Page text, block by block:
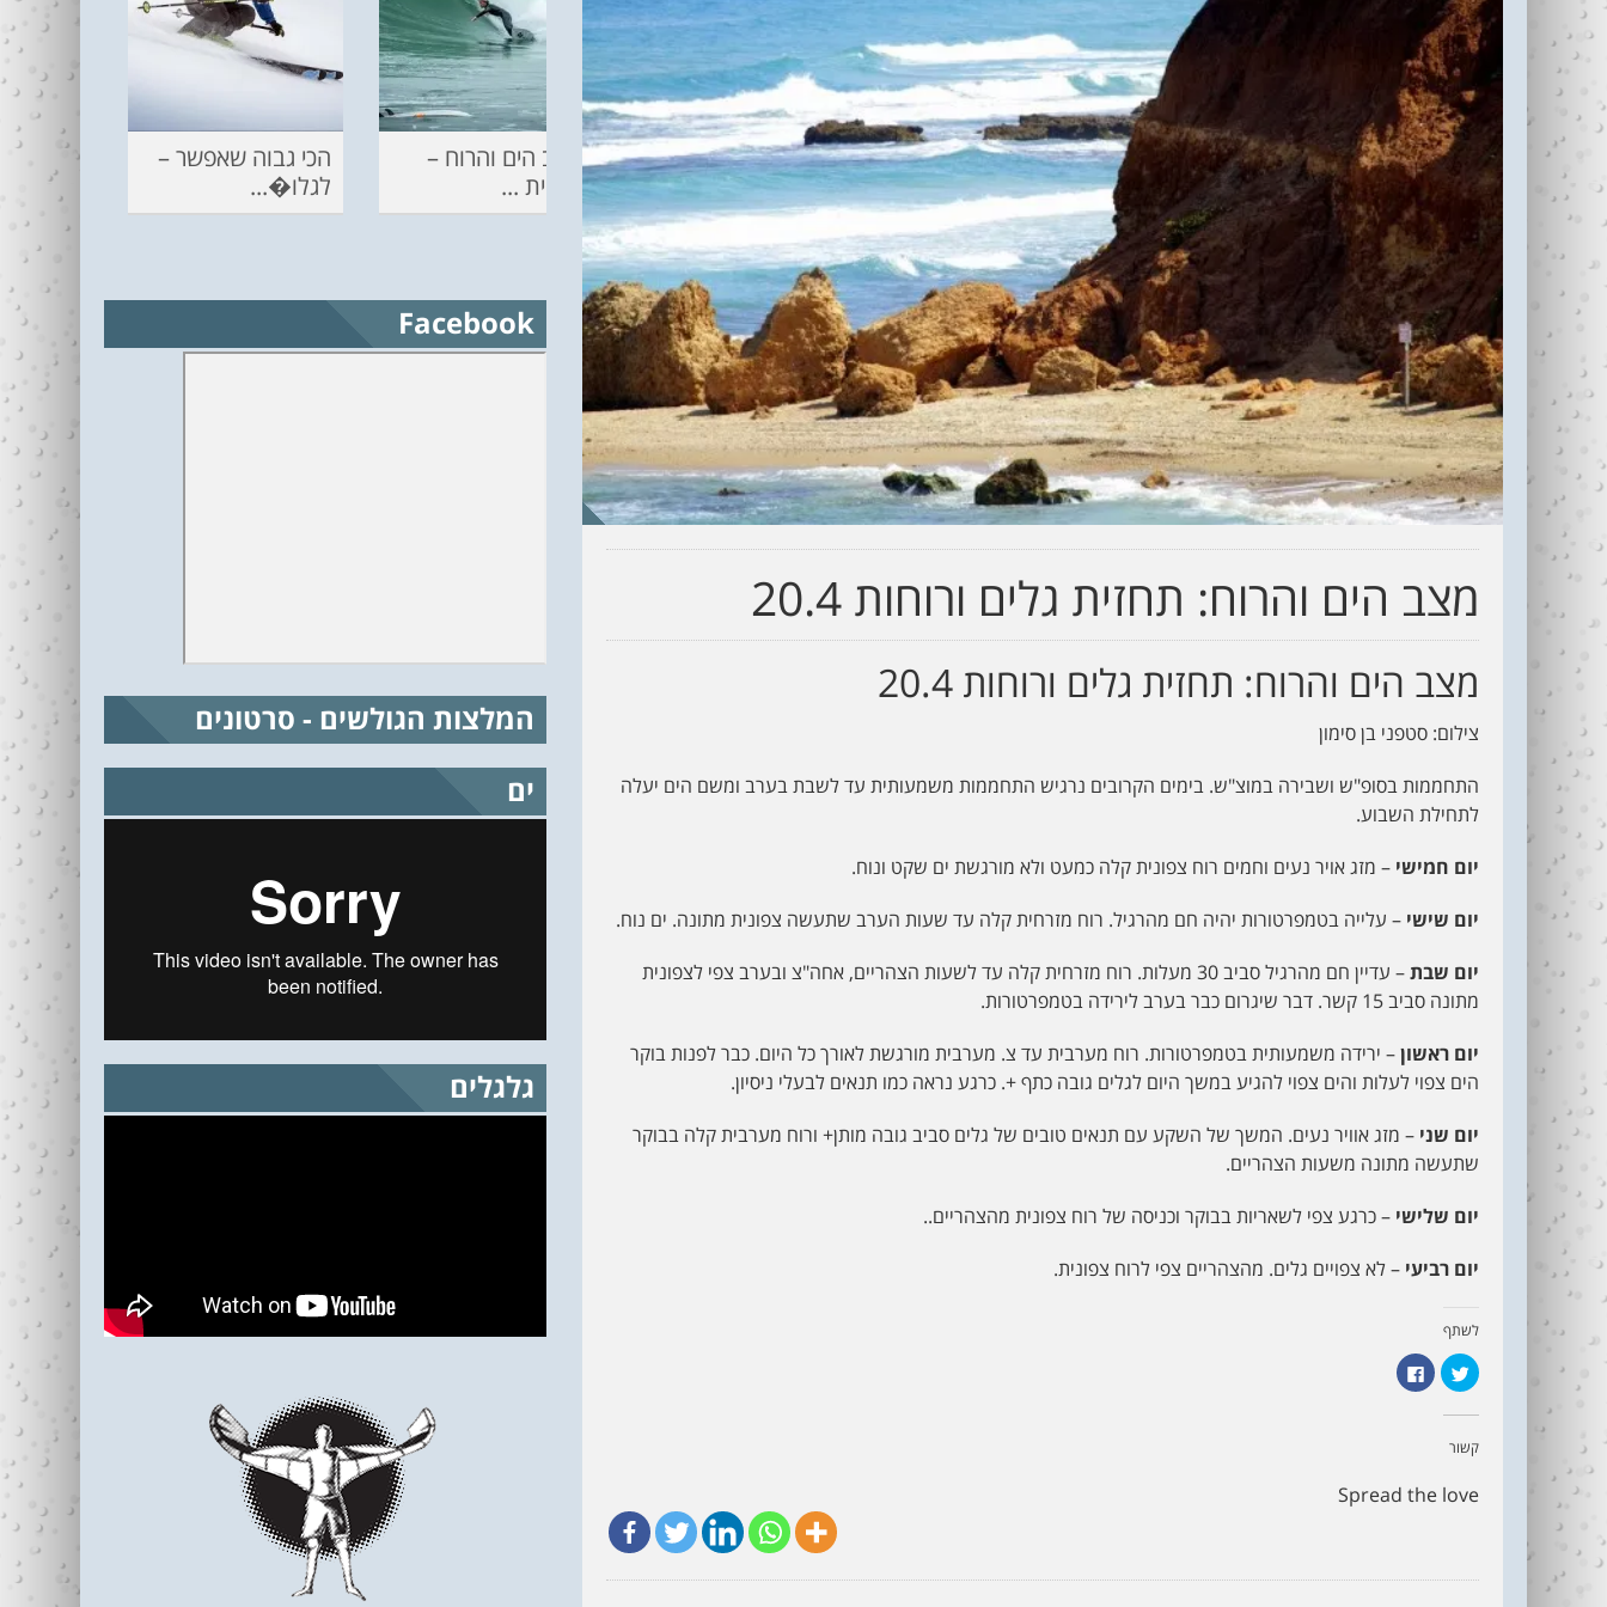
מצב הים והרוח: תחזית גלים ורוחות 20.4
מצב הים והרוח: תחזית גלים ורוחות 20.4
צילום: סטפני בן סימון
התחממות בסופ"ש ושבירה במוצ"ש. בימים הקרובים נרגיש התחממות משמעותית עד לשבת בערב ומשם הים יעלה
לתחילת השבוע.
יום חמישי – מזג אויר נעים וחמים רוח צפונית קלה כמעט ולא מורגשת ים שקט ונוח.
יום שישי – עלייה בטמפרטורות יהיה חם מהרגיל. רוח מזרחית קלה עד שעות הערב שתעשה צפונית מתונה. ים נוח.
יום שבת
– עדיין חם מהרגיל סביב 30 מעלות. רוח מזרחית קלה עד לשעות הצהריים, אחה"צ ובערב צפי לצפונית
מתונה סביב 15 קשר. דבר שיגרום כבר בערב לירידה בטמפרטורות.
יום ראשון– ירידה משמעותית בטמפרטורות. רוח מערבית עד צ. מערבית מורגשת לאורך כל היום. כבר לפנות בוקר
הים צפוי לעלות והים צפוי להגיע במשך היום לגלים גובה כתף +. כרגע נראה כמו תנאים לבעלי ניסיון.
יום שני – מזג אוויר נעים. המשך של השקע עם תנאים טובים של גלים סביב גובה מותן+ ורוח מערבית קלה בבוקר
שתעשה מתונה משעות הצהריים.
יום שלישי – כרגע צפי לשאריות בבוקר וכניסה של רוח צפונית מהצהריים..
יום רביעי – לא צפויים גלים. מהצהריים צפי לרוח צפונית.
לשתף
ל
ח
ו
ש
ת
י
ל
ח
ת
ס
קשור
Spread the love
עדי כהן ז"ל (1987-
2006)
בין נתניה לחיפה
עוצרי�...
ההכנות – EILAT
ECO SUP TOUR
KITESURF
ASHDOD 2019
WINTER
CHALLENGE
מצב הים והרוח –
תחזית ...
הכי גבוה שאפשר –
לגלו�...
Facebook
המלצות הגולשים - סרטונים
ים
גלגלים